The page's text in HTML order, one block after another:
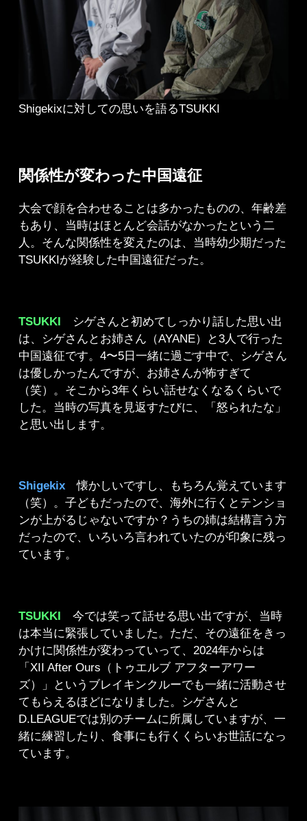
Shigekixに対しての思いを語るTSUKKI
関係性が変わった中国遠征
大会で顔を合わせることは多かったものの、年齢差
もあり、当時はほとんど会話がなかったという二
人。そんな関係性を変えたのは、当時幼少期だった
TSUKKIが経験した中国遠征だった。
TSUKKI シゲさんと初めてしっかり話した思い出
は、シゲさんとお姉さん（AYANE）と3人で行った
中国遠征です。4〜5日一緒に過ごす中で、シゲさん
は優しかったんですが、お姉さんが怖すぎて
（笑）。そこから3年くらい話せなくなるくらいで
した。当時の写真を見返すたびに、「怒られたな」
と思い出します。
Shigekix 懐かしいですし、もちろん覚えています
（笑）。子どもだったので、海外に行くとテンショ
ンが上がるじゃないですか？うちの姉は結構言う方
だったので、いろいろ言われていたのが印象に残っ
ています。
TSUKKI 今では笑って話せる思い出ですが、当時
は本当に緊張していました。ただ、その遠征をきっ
かけに関係性が変わっていって、2024年からは
「XII After Ours（トゥエルブ アフターアワー
ズ）」というブレイキンクルーでも一緒に活動させ
てもらえるほどになりました。シゲさんと
D.LEAGUEでは別のチームに所属していますが、一
緒に練習したり、食事にも行くくらいお世話になっ
ています。